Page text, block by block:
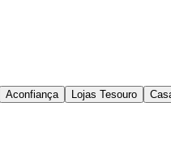
Aconfiança Lojas Tesouro